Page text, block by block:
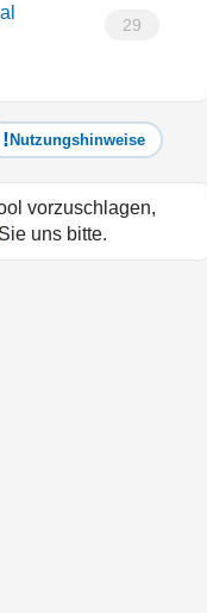
29
Nutzungshinweise
vorzuschlagen,
Sie uns bitte.